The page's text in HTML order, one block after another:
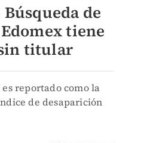
de
tiene
titular
reportado como la
de desaparición